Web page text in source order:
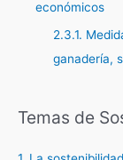
económicos
2.3.1.
ganadería,
Temas de